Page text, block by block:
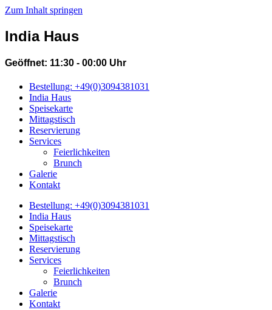
Zum Inhalt springen
India Haus
Geöffnet: 11:30 - 00:00 Uhr
Bestellung: +49(0)3094381031
India Haus
Speisekarte
Mittagstisch
Reservierung
Services
Feierlichkeiten
Brunch
Galerie
Kontakt
Bestellung: +49(0)3094381031
India Haus
Speisekarte
Mittagstisch
Reservierung
Services
Feierlichkeiten
Brunch
Galerie
Kontakt